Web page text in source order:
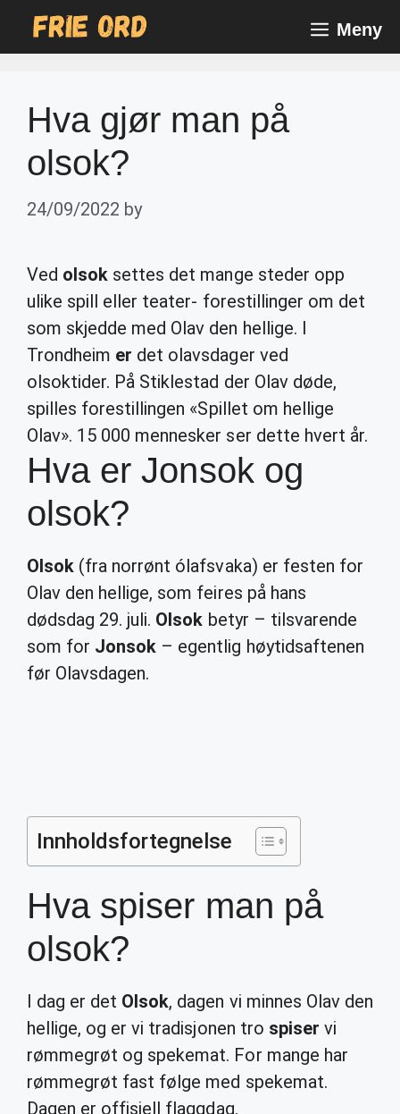
Meny
Hva gjør man på
olsok?
24/09/2022 by
Ved olsok settes det mange steder opp
ulike spill eller teater- forestillinger om det
som skjedde med Olav den hellige. I
Trondheim er det olavsdager ved
olsoktider. På Stiklestad der Olav døde,
spilles forestillingen «Spillet om hellige
Olav». 15 000 mennesker ser dette hvert år.
Hva er Jonsok og
olsok?
Olsok (fra norrønt ólafsvaka) er festen for
Olav den hellige, som feires på hans
dødsdag 29. juli. Olsok betyr – tilsvarende
som for Jonsok – egentlig høytidsaftenen
før Olavsdagen.
Innholdsfortegnelse
Hva spiser man på
olsok?
I dag er det Olsok, dagen vi minnes Olav den
hellige, og er vi tradisjonen tro spiser vi
rømmegrøt og spekemat. For mange har
rømmegrøt fast følge med spekemat.
Dagen er offisiell flaggdag.